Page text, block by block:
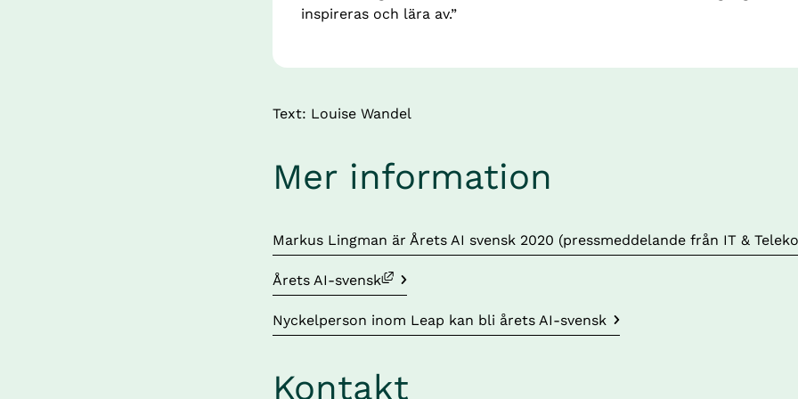
inspireras och lära av.”
Text: Louise Wandel
Mer information
Markus Lingman är Årets AI svensk 2020 (pressmeddelande från IT &
Länk till annan webbplats, öppnas i nytt fönster.
Årets AI-svensk
Länk till annan webbplats, öppnas i nytt fönster.
Nyckelperson inom Leap kan bli årets AI-svensk
Kontakt